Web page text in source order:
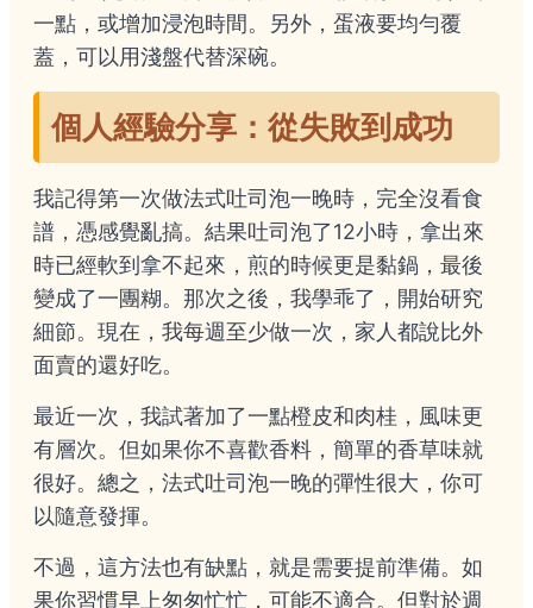
一點，或增加浸泡時間。另外，蛋液要均勻覆
蓋，可以用淺盤代替深碗。
個人經驗分享：從失敗到成功
我記得第一次做法式吐司泡一晚時，完全沒看食
譜，憑感覺亂搞。結果吐司泡了12小時，拿出來
時已經軟到拿不起來，煎的時候更是黏鍋，最後
變成了一團糊。那次之後，我學乖了，開始研究
細節。現在，我每週至少做一次，家人都說比外
面賣的還好吃。
最近一次，我試著加了一點橙皮和肉桂，風味更
有層次。但如果你不喜歡香料，簡單的香草味就
很好。總之，法式吐司泡一晚的彈性很大，你可
以隨意發揮。
不過，這方法也有缺點，就是需要提前準備。如
果你習慣早上匆匆忙忙，可能不適合。但對於週